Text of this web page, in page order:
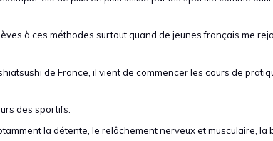
à ces méthodes surtout quand de jeunes français me
de France, il vient de commencer les cours de
des sportifs.
la détente, le relâchement nerveux et musculaire, la